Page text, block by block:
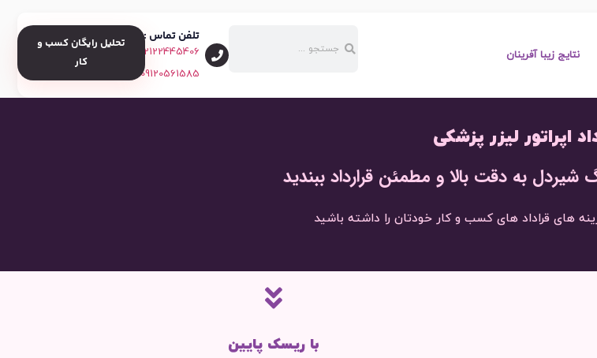
نتایج زیبا آفرینان
تلفن تماس :
02122445406
09120561585
تحلیل رایگان کسب و
کار
اپراتور لیزر پزشکی
شیردل به دقت بالا و مطمئن قرارداد ببندید
های قراداد های کسب و کار خودتان را داشته باشید
با ریسک پایین